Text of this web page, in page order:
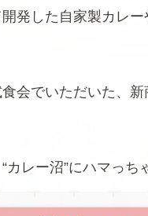
発した自家製カレ
会でいただいた、
カレー沼”にハマっ